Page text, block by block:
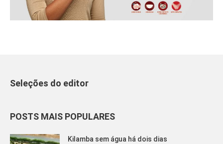
Seleções do editor
POSTS MAIS POPULARES
Kilamba sem água há dois dias